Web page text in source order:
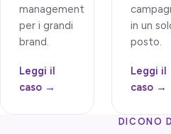
management
per i grandi
brand.
Leggi il
caso →
in un
posto.
Leggi il
caso →
DICONO